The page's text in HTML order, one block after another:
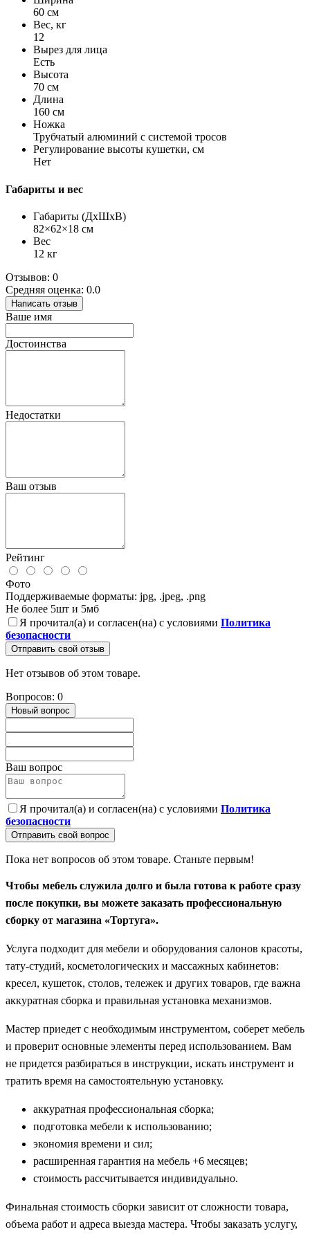
60 см
Вес, кг
12
Вырез для лица
Есть
Высота
70 см
Длина
160 см
Ножка
Трубчатый алюминий с системой тросов
Регулирование высоты кушетки, см
Нет
Габариты и вес
Габариты (ДхШхВ)
82×62×18 см
Вес
12 кг
Отзывов: 0
Средняя оценка: 0.0
Написать отзыв
Ваше имя
Достоинства
Недостатки
Ваш отзыв
Рейтинг
Фото
Поддерживаемые форматы: jpg, .jpeg, .png
Не более 5шт и 5мб
Я прочитал(а) и согласен(на) с условиями Политика
безопасности
Отправить свой отзыв
Нет отзывов об этом товаре.
Вопросов: 0
Новый вопрос
Ваш вопрос
Я прочитал(а) и согласен(на) с условиями Политика
безопасности
Отправить свой вопрос
Пока нет вопросов об этом товаре. Станьте первым!
Чтобы мебель служила долго и была готова к работе сразу
после покупки, вы можете заказать профессиональную
сборку от магазина «Тортуга».
Услуга подходит для мебели и оборудования салонов красоты,
тату-студий, косметологических и массажных кабинетов:
кресел, кушеток, столов, тележек и других товаров, где важна
аккуратная сборка и правильная установка механизмов.
Мастер приедет с необходимым инструментом, соберет мебель
и проверит основные элементы перед использованием. Вам
не придется разбираться в инструкции, искать инструмент и
тратить время на самостоятельную установку.
аккуратная профессиональная сборка;
подготовка мебели к использованию;
экономия времени и сил;
расширенная гарантия на мебель +6 месяцев;
стоимость рассчитывается индивидуально.
Финальная стоимость сборки зависит от сложности товара,
объема работ и адреса выезда мастера. Чтобы заказать услугу,